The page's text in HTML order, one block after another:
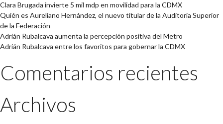
Clara Brugada invierte 5 mil mdp en movilidad para la CDMX
Quién es Aureliano Hernández, el nuevo titular de la Auditoría Superior
de la Federación
Adrián Rubalcava aumenta la percepción positiva del Metro
Adrián Rubalcava entre los favoritos para gobernar la CDMX
Comentarios recientes
Archivos